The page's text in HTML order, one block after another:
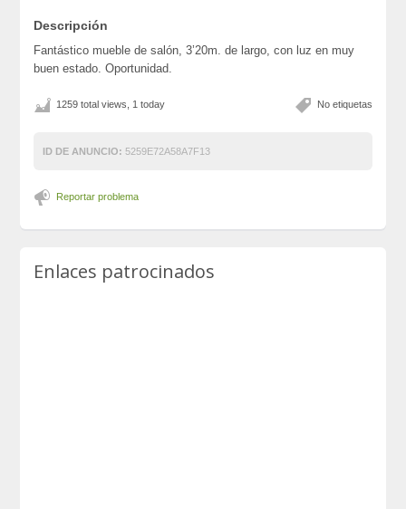
Descripción
Fantástico mueble de salón, 3’20m. de largo, con luz en muy
buen estado. Oportunidad.
No etiquetas
1259 total views, 1 today
ID DE ANUNCIO: 5259E72A58A7F13
Reportar problema
Enlaces patrocinados